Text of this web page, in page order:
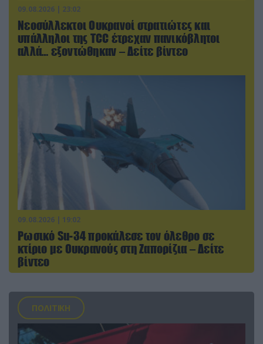
09.08.2026 | 23:02
Νεοσύλλεκτοι Ουκρανοί στρατιώτες και
υπάλληλοι της TCC έτρεχαν πανικόβλητοι
αλλά… εξοντώθηκαν – Δείτε βίντεο
09.08.2026 | 19:02
Ρωσικό Su-34 προκάλεσε τον όλεθρο σε
κτίριο με Ουκρανούς στη Ζαπορίζια – Δείτε
βίντεο
ΠΟΛΙΤΙΚΗ